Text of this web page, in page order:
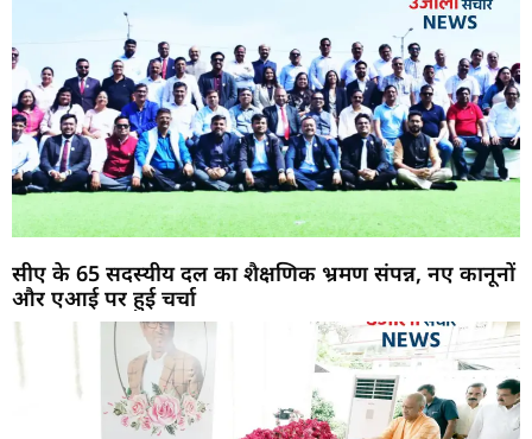
सीए के 65 सदस्यीय दल का शैक्षणिक भ्रमण संपन्न, नए कानूनों
और एआई पर हुई चर्चा